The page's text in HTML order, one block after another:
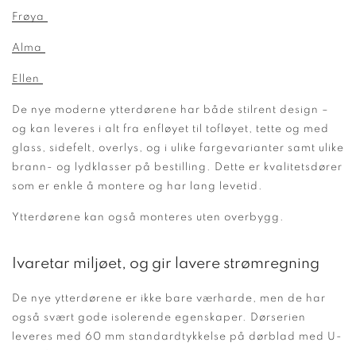
Frøya
Alma
Ellen
De nye moderne ytterdørene har både stilrent design –
og kan leveres i alt fra enfløyet til tofløyet, tette og med
glass, sidefelt, overlys, og i ulike fargevarianter samt ulike
brann- og lydklasser på bestilling. Dette er kvalitetsdører
som er enkle å montere og har lang levetid.
Ytterdørene kan også monteres uten overbygg.
Ivaretar miljøet, og gir lavere strømregning
De nye ytterdørene er ikke bare værharde, men de har
også svært gode isolerende egenskaper. Dørserien
leveres med 60 mm standardtykkelse på dørblad med U-